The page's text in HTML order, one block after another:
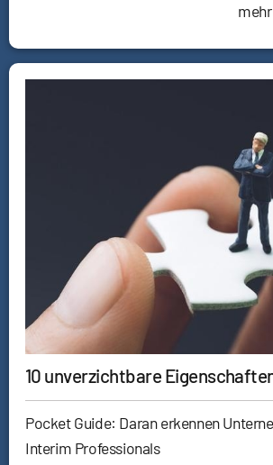
10 unverzichtbare
Pocket Guide: Daran erkennen
Interim Professionals